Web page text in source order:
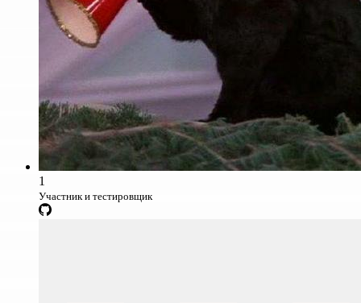
1
Участник и тестировщик